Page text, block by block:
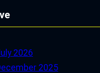
2026
2025